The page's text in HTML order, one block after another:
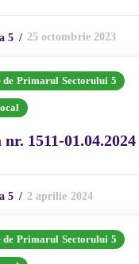
5 25 octombrie 2023
de Primarul Sectorului 5
1511-01.04.2024
5 2 aprilie 2024
de Primarul Sectorului 5